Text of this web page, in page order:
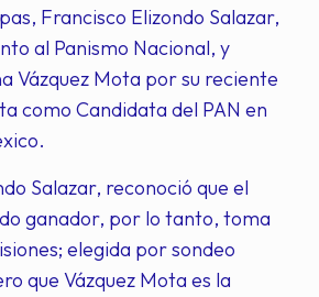
Francisco Elizondo Salazar,
al Panismo Nacional, y
Vázquez Mota por su reciente
como Candidata del PAN en
Salazar, reconoció que el
ganador, por lo tanto, toma
elegida por sondeo
que Vázquez Mota es la